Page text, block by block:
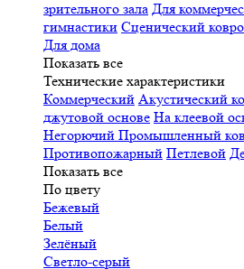
зрительного зала Для
гимнастики Сценический
Для дома
Показать все
Технические характеристики
Коммерческий Акустический
джутовой основе На клеевой
Негорючий Промышленный
Противопожарный Петлевой
Показать все
По цвету
Бежевый
Белый
Зелёный
Светло-серый